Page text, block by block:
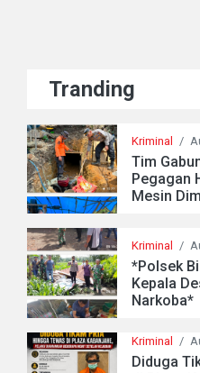
Tranding
Kriminal /
Tim
Pegagan
Mesin
Kriminal /
*Polsek
Kepala
Narkoba*
Kriminal /
Diduga